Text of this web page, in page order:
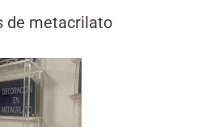
de metacrilato